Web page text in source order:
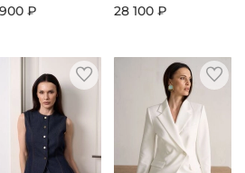
₽
28 100 ₽